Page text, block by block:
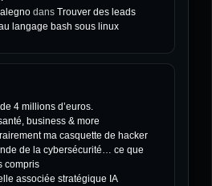
dans Trouver des leads
langage bash sous linux
4 millions d’euros.
business & more
ma casquette de hacker
de la cybersécurité… ce que
compris
associée stratégique IA